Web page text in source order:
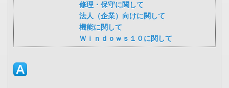
修理・保守に関して
法人（企業）向けに関して
機能に関して
Ｗｉｎｄｏｗｓ１０に関して